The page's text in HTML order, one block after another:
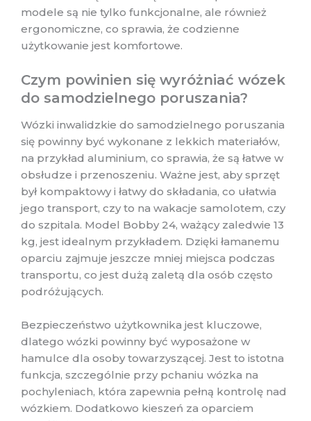
modele są nie tylko funkcjonalne, ale również
ergonomiczne, co sprawia, że codzienne
użytkowanie jest komfortowe.
Czym powinien się wyróżniać wózek
do samodzielnego poruszania?
Wózki inwalidzkie do samodzielnego poruszania
się powinny być wykonane z lekkich materiałów,
na przykład aluminium, co sprawia, że są łatwe w
obsłudze i przenoszeniu. Ważne jest, aby sprzęt
był kompaktowy i łatwy do składania, co ułatwia
jego transport, czy to na wakacje samolotem, czy
do szpitala. Model Bobby 24, ważący zaledwie 13
kg, jest idealnym przykładem. Dzięki łamanemu
oparciu zajmuje jeszcze mniej miejsca podczas
transportu, co jest dużą zaletą dla osób często
podróżujących.
Bezpieczeństwo użytkownika jest kluczowe,
dlatego wózki powinny być wyposażone w
hamulce dla osoby towarzyszącej. Jest to istotna
funkcja, szczególnie przy pchaniu wózka na
pochyleniach, która zapewnia pełną kontrolę nad
wózkiem. Dodatkowo kieszeń za oparciem